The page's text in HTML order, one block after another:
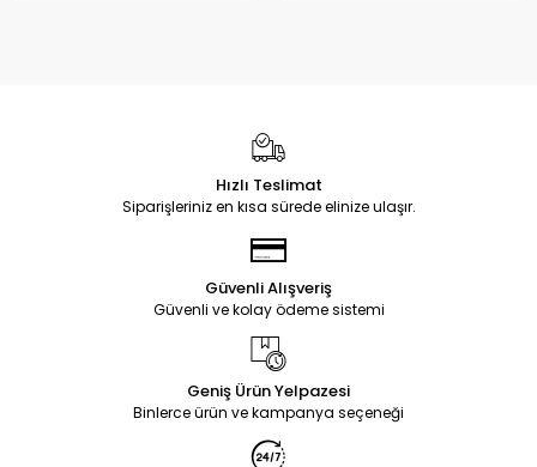
Hızlı Teslimat
Siparişleriniz en kısa sürede elinize ulaşır.
Güvenli Alışveriş
Güvenli ve kolay ödeme sistemi
Geniş Ürün Yelpazesi
Binlerce ürün ve kampanya seçeneği